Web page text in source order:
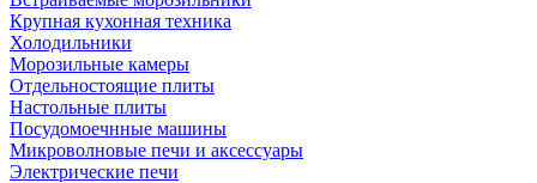
Крупная кухонная техника
Холодильники
Морозильные камеры
Отдельностоящие плиты
Настольные плиты
Посудомоечнные машины
Микроволновые печи и аксессуары
Электрические печи